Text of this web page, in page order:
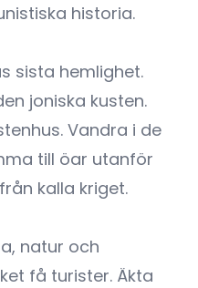
historia.
sista hemlighet.
joniska kusten.
Vandra i de
till öar utanför
kalla kriget.
natur och
få turister. Äkta